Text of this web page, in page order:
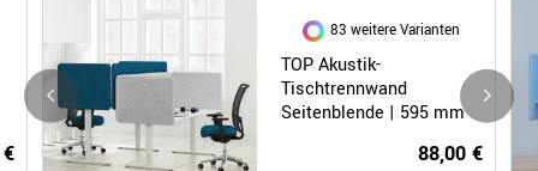
83 weitere Varianten
TOP Akustik-
Tischtrennwand
Seitenblende | 595 mm
88,00 €